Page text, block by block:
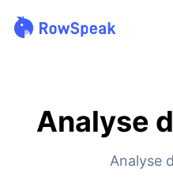
Analyse
Analyse